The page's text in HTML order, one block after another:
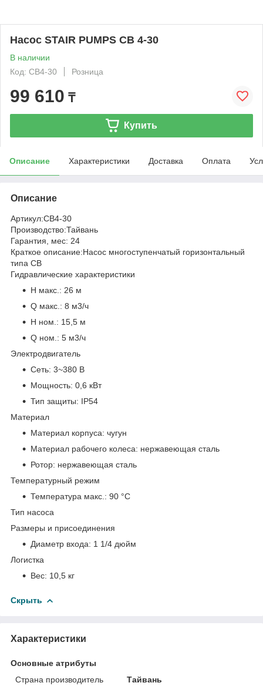
Насос STAIR PUMPS CB 4-30
В наличии
Код: CB4-30
Розница
99 610 ₸
Купить
Описание Характеристики Доставка Оплата
Описание
Артикул:CB4-30
Производство:Тайвань
Гарантия, мес: 24
Краткое описание:Насос многоступенчатый горизонтальный
типа CB
Гидравлические характеристики
H макс.: 26 м
Q макс.: 8 м3/ч
H ном.: 15,5 м
Q ном.: 5 м3/ч
Электродвигатель
Сеть: 3~380 В
Мощность: 0,6 кВт
Тип защиты: IP54
Материал
Материал корпуса: чугун
Материал рабочего колеса: нержавеющая сталь
Ротор: нержавеющая сталь
Температурный режим
Температура макс.: 90 °С
Тип насоса
Размеры и присоединения
Диаметр входа: 1 1/4 дюйм
Логистка
Вес: 10,5 кг
Скрыть
Характеристики
Основные атрибуты
Страна производитель
Тайвань